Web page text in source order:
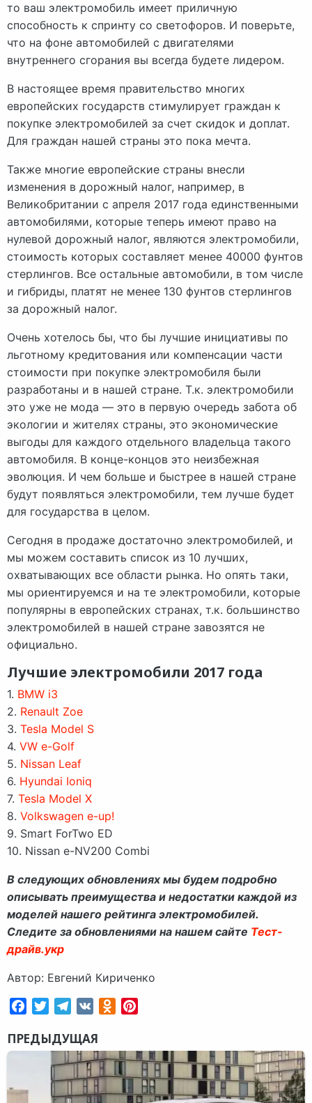
то ваш электромобиль имеет приличную
способность к спринту со светофоров. И поверьте,
что на фоне автомобилей с двигателями
внутреннего сгорания вы всегда будете лидером.
В настоящее время правительство многих
европейских государств стимулирует граждан к
покупке электромобилей за счет скидок и доплат.
Для граждан нашей страны это пока мечта.
Также многие европейские страны внесли
изменения в дорожный налог, например, в
Великобритании с апреля 2017 года единственными
автомобилями, которые теперь имеют право на
нулевой дорожный налог, являются электромобили,
стоимость которых составляет менее 40000 фунтов
стерлингов. Все остальные автомобили, в том числе
и гибриды, платят не менее 130 фунтов стерлингов
за дорожный налог.
Очень хотелось бы, что бы лучшие инициативы по
льготному кредитования или компенсации части
стоимости при покупке электромобиля были
разработаны и в нашей стране. Т.к. электромобили
это уже не мода — это в первую очередь забота об
экологии и жителях страны, это экономические
выгоды для каждого отдельного владельца такого
автомобиля. В конце-концов это неизбежная
эволюция. И чем больше и быстрее в нашей стране
будут появляться электромобили, тем лучше будет
для государства в целом.
Сегодня в продаже достаточно электромобилей, и
мы можем составить список из 10 лучших,
охватывающих все области рынка. Но опять таки,
мы ориентируемся и на те электромобили, которые
популярны в европейских странах, т.к. большинство
электромобилей в нашей стране завозятся не
официально.
Лучшие электромобили 2017 года
1. BMW i3
2. Renault Zoe
3. Tesla Model S
4. VW e-Golf
5. Nissan Leaf
6. Hyundai Ioniq
7. Tesla Model X
8. Volkswagen e-up!
9. Smart ForTwo ED
10. Nissan e-NV200 Combi
В следующих обновлениях мы будем подробно
описывать преимущества и недостатки каждой из
моделей нашего рейтинга электромобилей.
Следите за обновлениями на нашем сайте Тест-
драйв.укр
Автор: Евгений Кириченко
FacebookTwitterTelegram
VK Odnoklassniki
ПРЕДЫДУЩАЯ